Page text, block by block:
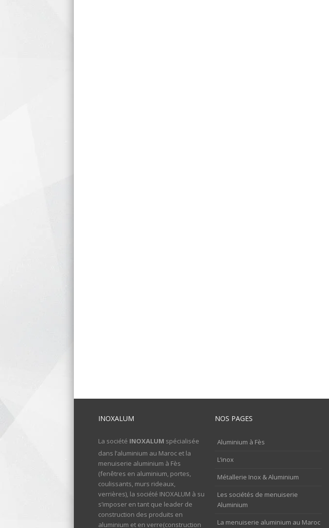
INOXALUM
La société INOXALUM spécialisée
dans l’aluminium au Maroc et la
menuiserie aluminium à Fès
(fenêtres en aluminium, portes,
coulissants, murs rideaux,
verrières), la société INOXALUM à su
s’imposer en tant que leader de
construction des produits en
aluminium et en verre(construction
NOS PAGES
Aluminium à Fès
L’inox
Métallerie Inox & Aluminium
Les sociétés de menuiserie
Aluminium
La menuiserie aluminium au Maroc